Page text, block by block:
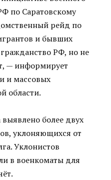
по Саратовскому
рейд по
и бывших
РФ, но не
— информирует
и массовых
области.
более двух
уклоняющихся от
Уклонистов
в военкоматы для